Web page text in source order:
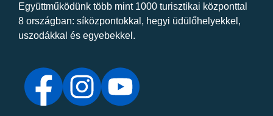
Együttműködünk több mint 1000 turisztikai központtal
8 országban: síközpontokkal, hegyi üdülőhelyekkel,
uszodákkal és egyebekkel.